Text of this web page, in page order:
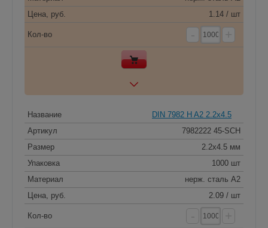
Цена, руб.
1.14 / шт
Кол-во
Название
DIN 7982 H A2 2.2x4.5
Артикул
7982222 45-SCH
Размер
2.2x4.5 мм
Упаковка
1000 шт
Материал
нерж. сталь A2
Цена, руб.
2.09 / шт
Кол-во